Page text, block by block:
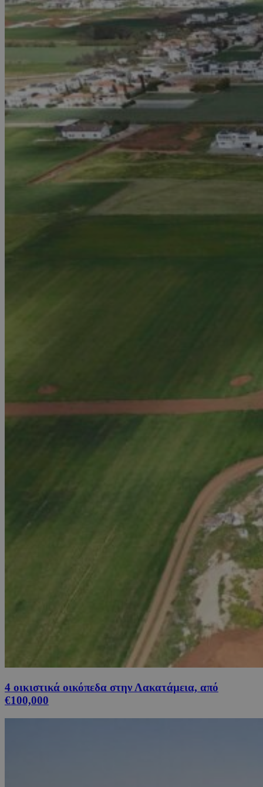
4 οικιστικά οικόπεδα στην Λακατάμεια, από
€100,000